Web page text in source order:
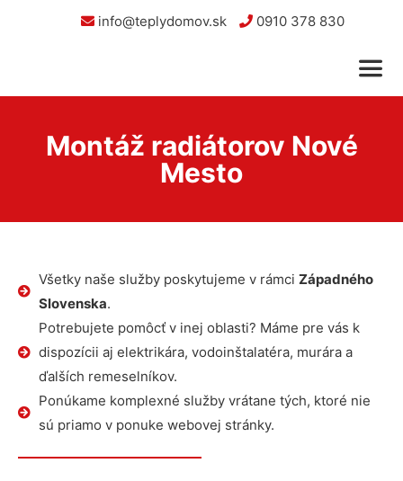
info@teplydomov.sk 0910 378 830
Montáž radiátorov Nové
Mesto
Všetky naše služby poskytujeme v rámci Západného
Slovenska.
Potrebujete pomôcť v inej oblasti? Máme pre vás k
dispozícii aj elektrikára, vodoinštalatéra, murára a
ďalších remeselníkov.
Ponúkame komplexné služby vrátane tých, ktoré nie
sú priamo v ponuke webovej stránky.